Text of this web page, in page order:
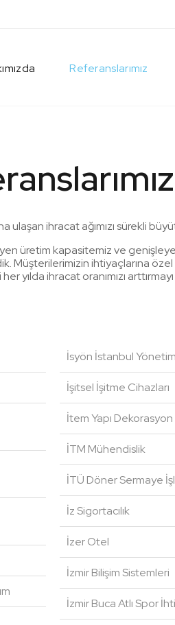
Referanslarımız
ulaşan ihracat ağımızı sürekli
üretim kapasitemiz ve
Müşterilerimizin ihtiyaçlarına
yılda ihracat oranımızı
İsyön İstanbul
İşitsel İşitme Cihazları
İtem Yapı Dekorasyon
İTM Mühendislik
İTÜ Döner Sermaye
İz Sigortacılık
İzer Otel
İzmir Bilişim Sistemleri
İzmir Buca Atlı Spor